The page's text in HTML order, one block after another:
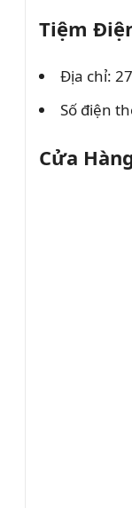
Tiệm
Địa chỉ:
Số điện
Cửa